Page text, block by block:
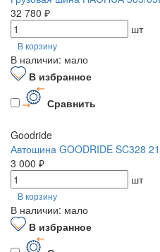
32 780 ₽
шт
В корзину
В наличии: мало
В избранное
Сравнить
Goodride
Автошина GOODRIDE SC328
3 000 ₽
шт
В корзину
В наличии: мало
В избранное